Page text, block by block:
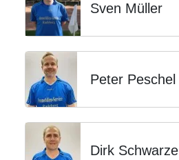
Sven Müller
Peter Peschel
Dirk Schwarze